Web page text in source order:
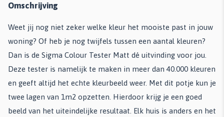
Omschrijving
Weet jij nog niet zeker welke kleur het mooiste past in jouw
woning? Of heb je nog twijfels tussen een aantal kleuren?
Dan is de Sigma Colour Tester Matt dé uitvinding voor jou.
Deze tester is namelijk te maken in meer dan 40.000 kleuren
en geeft altijd het echte kleurbeeld weer. Met dit potje kun je
twee lagen van 1m2 opzetten. Hierdoor krijg je een goed
beeld van het uiteindelijke resultaat. Elk huis is anders en het